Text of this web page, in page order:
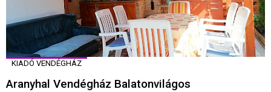
KIADÓ VENDÉGHÁZ
Aranyhal Vendégház Balatonvilágos